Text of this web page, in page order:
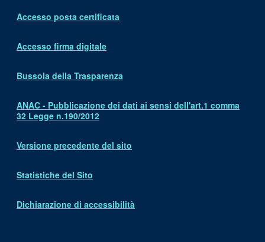
Accesso posta certificata
Accesso firma digitale
Bussola della Trasparenza
ANAC - Pubblicazione dei dati ai sensi dell'art.1 comma
32 Legge n.190/2012
Versione precedente del sito
Statistiche del Sito
Dichiarazione di accessibilità